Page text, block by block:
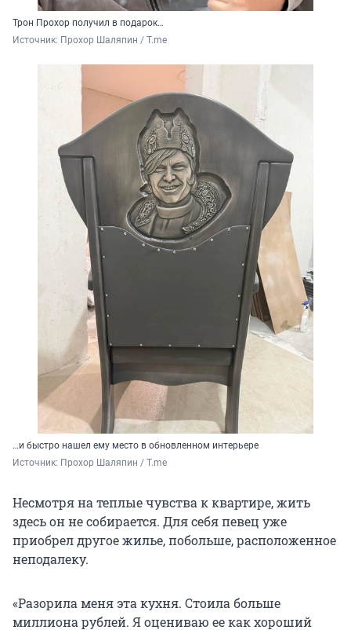
Трон Прохор получил в подарок…
Источник: Прохор Шаляпин / T.me
…и быстро нашел ему место в обновленном интерьере
Источник: Прохор Шаляпин / T.me
Несмотря на теплые чувства к квартире, жить
здесь он не собирается. Для себя певец уже
приобрел другое жилье, побольше, расположенное
неподалеку.
«Разорила меня эта кухня. Стоила больше
миллиона рублей. Я оцениваю ее как хороший